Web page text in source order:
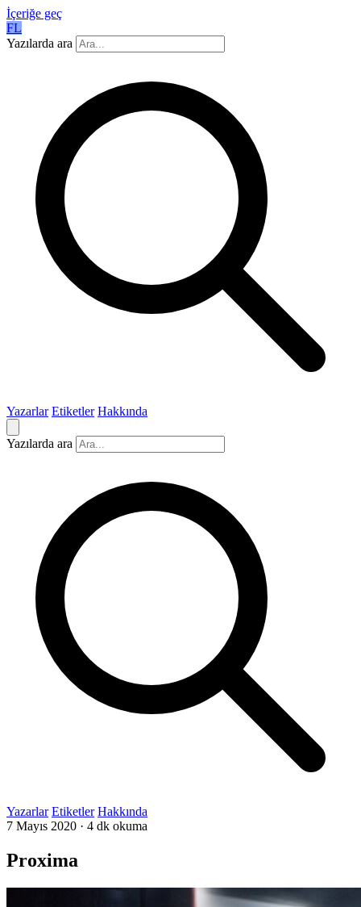
İçeriğe geç
FL
Yazılarda ara
Yazarlar Etiketler Hakkında
Yazılarda ara
Yazarlar Etiketler Hakkında
7 Mayıs 2020 · 4 dk okuma
Proxima